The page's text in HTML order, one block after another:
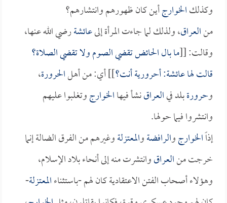
وكذلكالخوارجأين كان ظهورهم وانتشارهم؟
منالعراق، ولذلك لما جاءت المرأة إلىعائشةرضي الله عنها،
وقالت: [[ما بال الحائض تقضي الصوم ولا تقضي الصلاة؟
قالت لهاعائشة: أحرورية أنت؟]] أي: من أهلالحرورة،
وحرورةبلد فيالعراقنشأ فيهاالخوارجوتغلبوا عليهم
وانتشروا فيما حولها.
إذاًالخوارجوالرافضةوالمعتزلةوغيرهم من الفرق الضالة إنما
خرجت منالعراقوانتشرت منه إلى أنحاء بلاد الإسلام،
وهؤلاء أصحاب الفتن الاعتقادية كان لهم -باستثناءالمعتزلة-